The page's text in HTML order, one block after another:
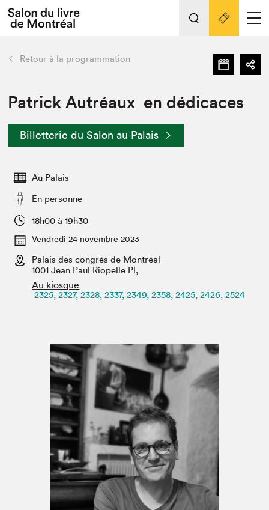
Espace exposant⋅e⋅s
Espace enseignant·e·s
Espace médias
L'événement
Préparer sa visite au Salon
Actualités
SLM PRO
retour Nos activités
Préparer sa visite
Salon dans la ville et en ligne
Projets partenaires
Liens pratiques
Retour à la programmation
Patrick Autréaux en dédicaces
Billetterie du Salon au Palais
Au Palais
En personne
18h00 à 19h30
Vendredi 24 novembre 2023
Palais des congrès de Montréal
1001 Jean Paul Riopelle Pl,
Au kiosque
2325, 2327, 2328, 2337, 2349, 2358, 2425, 2426, 2524